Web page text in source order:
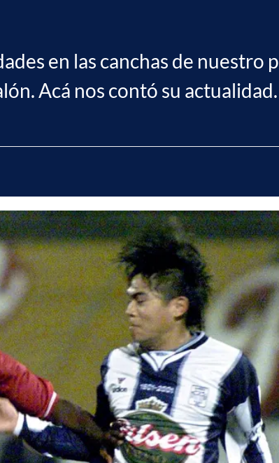
en las canchas de nuestro
Acá nos contó su actualidad.